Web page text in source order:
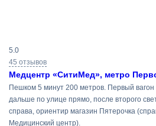
поиска
5.0
45 отзывов
Медцентр «СитиМед», метро
Пешком 5 минут 200 метров. Первый
дальше по улице прямо, после второго
справа, ориентир магазин Пятерочка
Медицинский центр).